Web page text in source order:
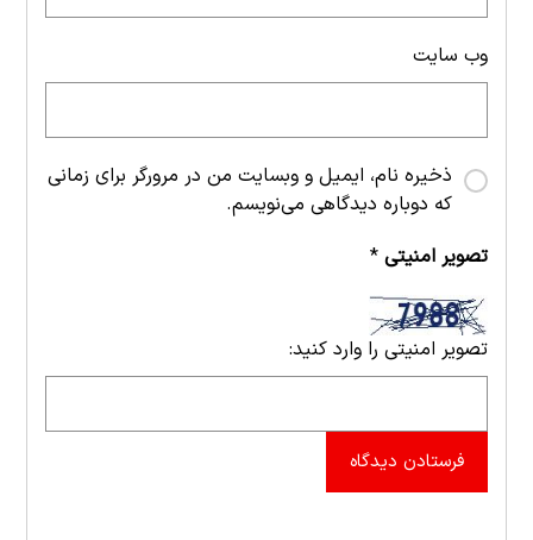
وب‌ سایت
ذخیره نام، ایمیل و وبسایت من در مرورگر برای زمانی
که دوباره دیدگاهی می‌نویسم.
تصویر امنیتی*
تصویر امنیتی را وارد کنید:
فرستادن دیدگاه